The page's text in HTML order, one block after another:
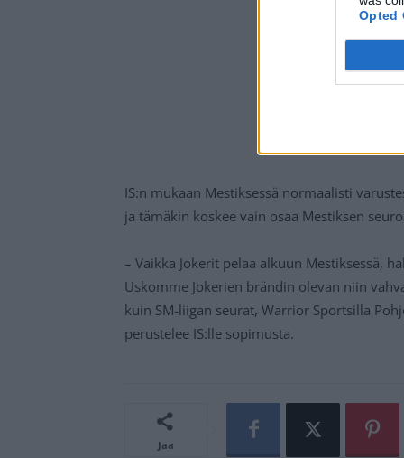
Opted
IS:n mukaan Mestiksessä normaalisti
ja tämäkin koskee vain osaa Mestiksen
– Vaikka Jokerit pelaa alkuun Mestiksessä,
Uskomme Jokerien brändin olevan niin
kuin SM-liigan seurat, Warrior Sportsilla
perustelee IS:lle sopimusta.
Jaa